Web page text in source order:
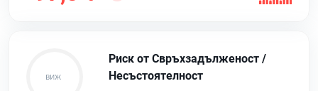
Риск от Свръхзадълженост /
Несъстоятелност